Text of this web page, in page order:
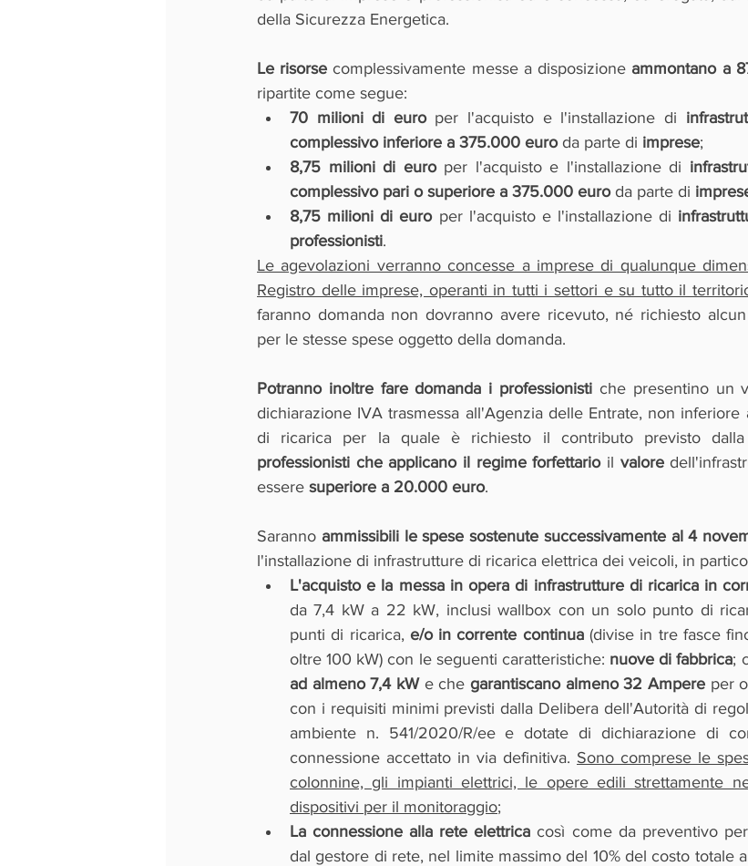
della Sicurezza Energetica.
Le risorse complessivamente messe a disposizione ammontano a
ripartite come segue:
70 milioni di euro per l'acquisto e l'installazione di
complessivo inferiore a 375.000 euro da parte di imprese;
8,75 milioni di euro per l'acquisto e l'installazione di
complessivo pari o superiore a 375.000 euro da parte di
8,75 milioni di euro per l'acquisto e l'installazione di
professionisti.
Le agevolazioni verranno concesse a imprese di qualunque
Registro delle imprese, operanti in tutti i settori e su tutto il
faranno domanda non dovranno avere ricevuto, né richiesto
per le stesse spese oggetto della domanda.
Potranno inoltre fare domanda i professionisti che presentino un
dichiarazione IVA trasmessa all'Agenzia delle Entrate, non
professionisti che applicano il regime forfettario il valore
essere superiore a 20.000 euro.
Saranno ammissibili le spese sostenute successivamente al 4
l'installazione di infrastrutture di ricarica elettrica dei veicoli, in
L'acquisto e la messa in opera di infrastrutture di ricarica in
da 7,4 kW a 22 kW, inclusi wallbox con un solo punto di
punti di ricarica, e/o in corrente continua (divise in tre fasce
oltre 100 kW) con le seguenti caratteristiche: nuove di fabbrica;
ad almeno 7,4 kW e che garantiscano almeno 32 Ampere per
con i requisiti minimi previsti dalla Delibera dell'Autorità di
ambiente n. 541/2020/R/ee e dotate di dichiarazione di
connessione accettato in via definitiva. Sono comprese le
colonnine, gli impianti elettrici, le opere edili strettamente
dispositivi per il monitoraggio;
La connessione alla rete elettrica così come da preventivo
dal gestore di rete, nel limite massimo del 10% del costo totale